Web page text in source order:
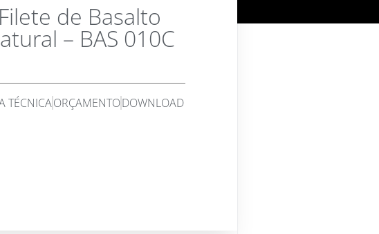
Filete de Basalto
– BAS 010C
TÉCNICAORÇAMENTODOWNLOAD